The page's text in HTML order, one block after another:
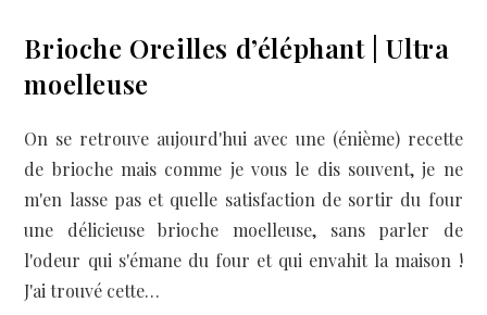
Brioche Oreilles d’éléphant | Ultra
moelleuse
On se retrouve aujourd'hui avec une (énième) recette
de brioche mais comme je vous le dis souvent, je ne
m'en lasse pas et quelle satisfaction de sortir du four
une délicieuse brioche moelleuse, sans parler de
l'odeur qui s'émane du four et qui envahit la maison !
J'ai trouvé cette…